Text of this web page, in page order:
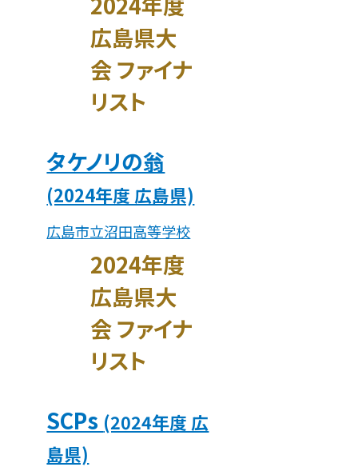
広島県大
会 ファイナ
リスト
タケノリの翁
(2024年度 広島県)
広島市立沼田高等学校
2024年度
広島県大
会 ファイナ
リスト
SCPs (2024年度 広
島県)